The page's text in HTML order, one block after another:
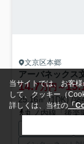
文京区本郷
アーバネックス
14.7万円～
25.16㎡ (1DK) /
丸ノ内線「後楽
当サイトでは、お客
して、クッキー（
詳しくは、当社の 「